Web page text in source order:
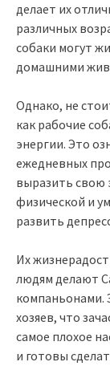
делает их
различных
собаки могут
домашними
Однако, не
как рабочие
энергии. Это
ежедневных
выразить свою
физической и
развить
Их
людям делают
компаньонами.
хозяев, что
самое плохое
и готовы